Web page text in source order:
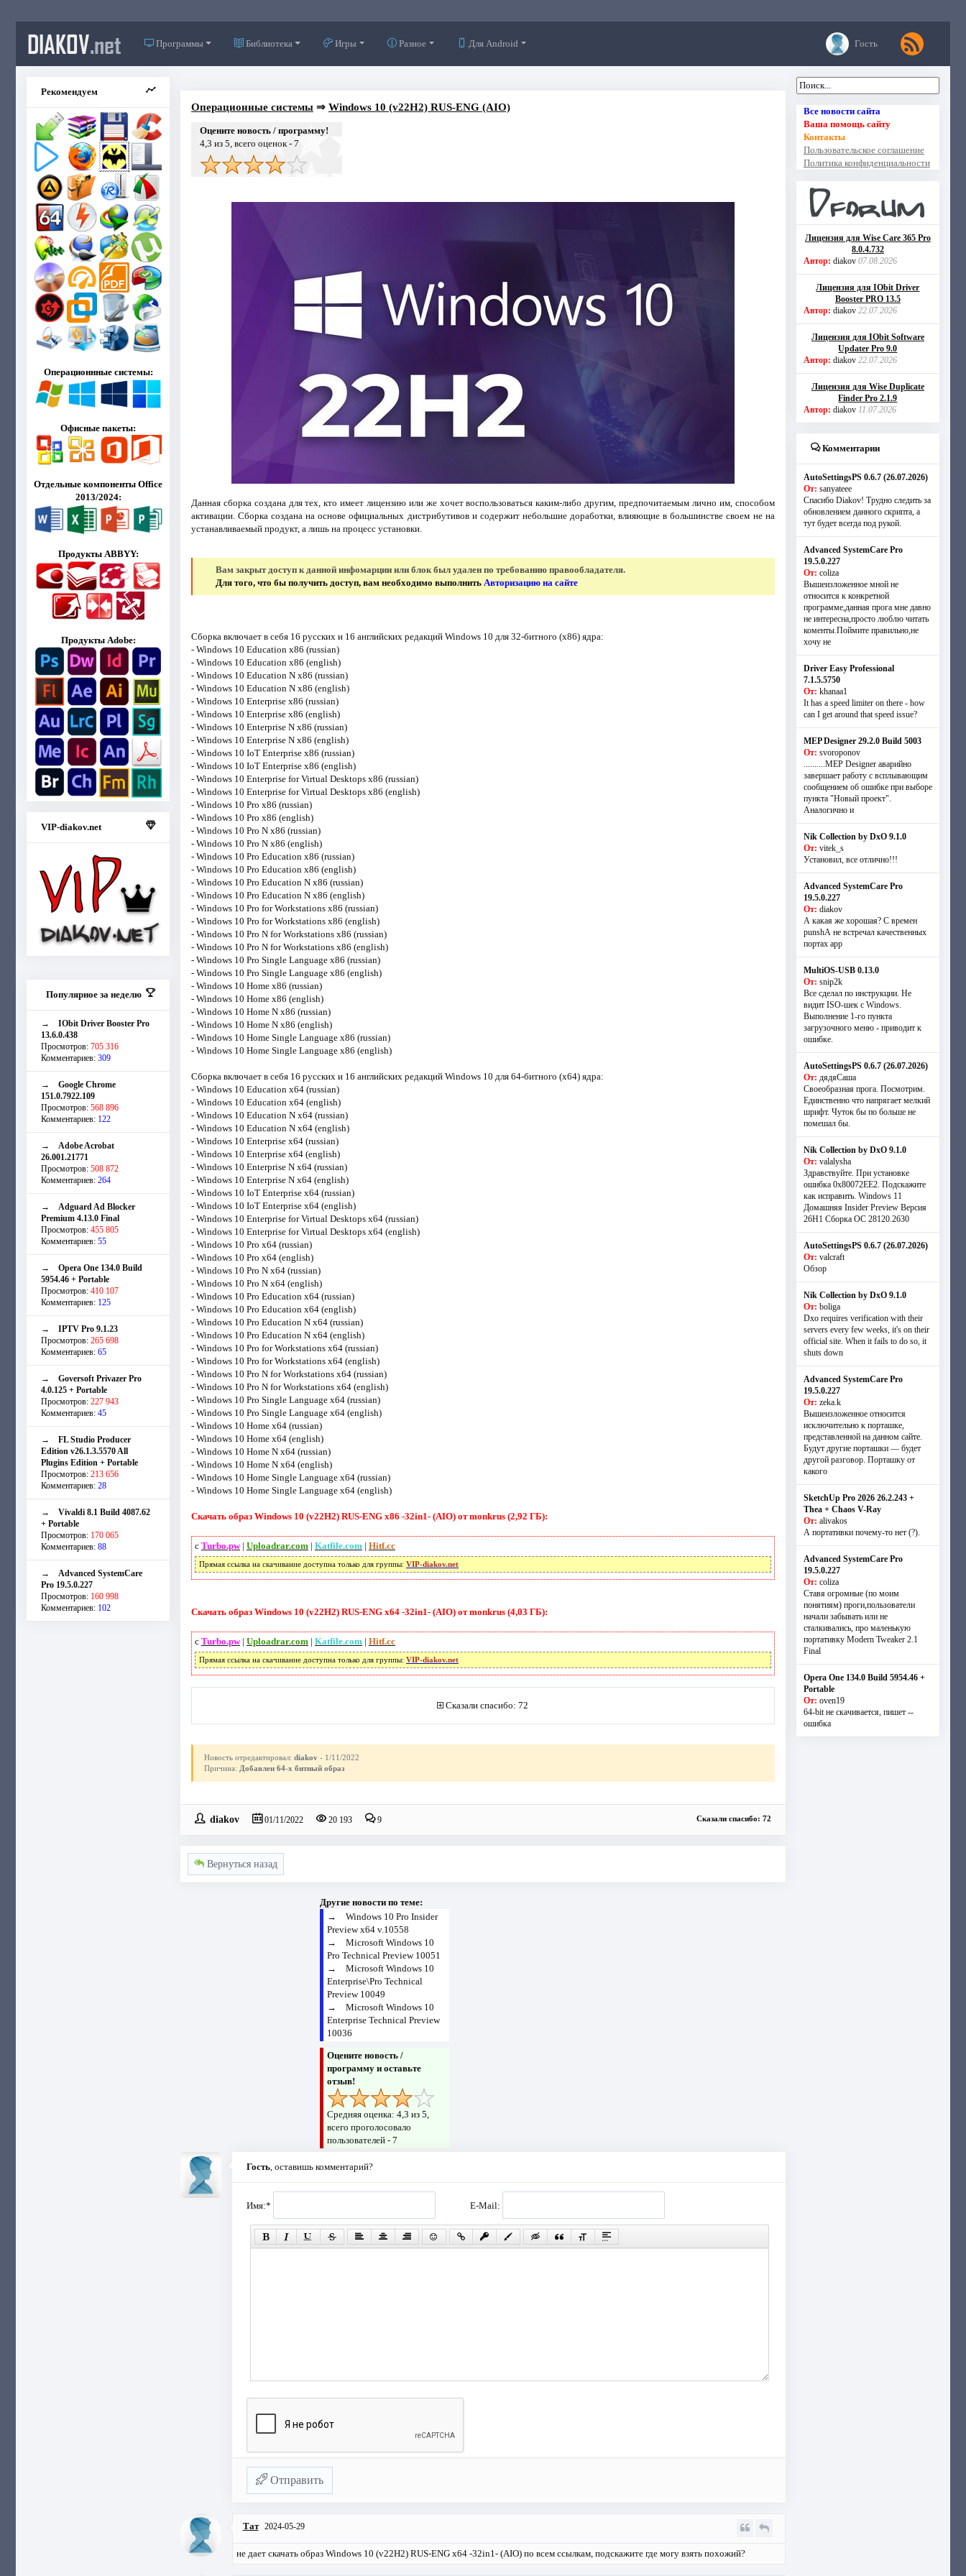
DIAKOV.net Программы Библиотека Игры Разное Для Android Гость
Рекомендуем
Операционнные системы:
Офисные пакеты:
Отдельные компоненты Office
2013/2024:
Продукты ABBYY:
Продукты Adobe:
VIP-diakov.net
Популярное за неделю
→ IObit Driver Booster Pro
13.6.0.438
Просмотров: 705 316
Комментариев: 309
→ Google Chrome
151.0.7922.109
Просмотров: 568 896
Комментариев: 122
→ Adobe Acrobat
26.001.21771
Просмотров: 508 872
Комментариев: 264
→ Adguard Ad Blocker
Premium 4.13.0 Final
Просмотров: 455 805
Комментариев: 55
→ Opera One 134.0 Build
5954.46 + Portable
Просмотров: 410 107
Комментариев: 125
→ IPTV Pro 9.1.23
Просмотров: 265 698
Комментариев: 65
→ Goversoft Privazer Pro
4.0.125 + Portable
Просмотров: 227 943
Комментариев: 45
→ FL Studio Producer
Edition v26.1.3.5570 All
Plugins Edition + Portable
Просмотров: 213 656
Комментариев: 28
→ Vivaldi 8.1 Build 4087.62
+ Portable
Просмотров: 170 065
Комментариев: 88
→ Advanced SystemCare
Pro 19.5.0.227
Просмотров: 160 998
Комментариев: 102
Операционные системы⇒ Windows 10 (v22H2) RUS-ENG (AIO)
Оцените новость / программу!
4,3 из 5, всего оценок - 7
Данная сборка создана для тех, кто имеет лицензию или же хочет воспользоваться каким-либо другим, предпочитаемым лично им, способом
активации. Сборка создана на основе официальных дистрибутивов и содержит небольшие доработки, влияющие в большинстве своем не на
устанавливаемый продукт, а лишь на процесс установки.
Вам закрыт доступ к данной инфомарции или блок был удален по требованию правообладателя.
Для того, что бы получить доступ, вам необходимо выполнить Авторизацию на сайте
Сборка включает в себя 16 русских и 16 английских редакций Windows 10 для 32-битного (x86) ядра:
- Windows 10 Education x86 (russian)
- Windows 10 Education x86 (english)
- Windows 10 Education N x86 (russian)
- Windows 10 Education N x86 (english)
- Windows 10 Enterprise x86 (russian)
- Windows 10 Enterprise x86 (english)
- Windows 10 Enterprise N x86 (russian)
- Windows 10 Enterprise N x86 (english)
- Windows 10 IoT Enterprise x86 (russian)
- Windows 10 IoT Enterprise x86 (english)
- Windows 10 Enterprise for Virtual Desktops x86 (russian)
- Windows 10 Enterprise for Virtual Desktops x86 (english)
- Windows 10 Pro x86 (russian)
- Windows 10 Pro x86 (english)
- Windows 10 Pro N x86 (russian)
- Windows 10 Pro N x86 (english)
- Windows 10 Pro Education x86 (russian)
- Windows 10 Pro Education x86 (english)
- Windows 10 Pro Education N x86 (russian)
- Windows 10 Pro Education N x86 (english)
- Windows 10 Pro for Workstations x86 (russian)
- Windows 10 Pro for Workstations x86 (english)
- Windows 10 Pro N for Workstations x86 (russian)
- Windows 10 Pro N for Workstations x86 (english)
- Windows 10 Pro Single Language x86 (russian)
- Windows 10 Pro Single Language x86 (english)
- Windows 10 Home x86 (russian)
- Windows 10 Home x86 (english)
- Windows 10 Home N x86 (russian)
- Windows 10 Home N x86 (english)
- Windows 10 Home Single Language x86 (russian)
- Windows 10 Home Single Language x86 (english)
Сборка включает в себя 16 русских и 16 английских редакций Windows 10 для 64-битного (x64) ядра:
- Windows 10 Education x64 (russian)
- Windows 10 Education x64 (english)
- Windows 10 Education N x64 (russian)
- Windows 10 Education N x64 (english)
- Windows 10 Enterprise x64 (russian)
- Windows 10 Enterprise x64 (english)
- Windows 10 Enterprise N x64 (russian)
- Windows 10 Enterprise N x64 (english)
- Windows 10 IoT Enterprise x64 (russian)
- Windows 10 IoT Enterprise x64 (english)
- Windows 10 Enterprise for Virtual Desktops x64 (russian)
- Windows 10 Enterprise for Virtual Desktops x64 (english)
- Windows 10 Pro x64 (russian)
- Windows 10 Pro x64 (english)
- Windows 10 Pro N x64 (russian)
- Windows 10 Pro N x64 (english)
- Windows 10 Pro Education x64 (russian)
- Windows 10 Pro Education x64 (english)
- Windows 10 Pro Education N x64 (russian)
- Windows 10 Pro Education N x64 (english)
- Windows 10 Pro for Workstations x64 (russian)
- Windows 10 Pro for Workstations x64 (english)
- Windows 10 Pro N for Workstations x64 (russian)
- Windows 10 Pro N for Workstations x64 (english)
- Windows 10 Pro Single Language x64 (russian)
- Windows 10 Pro Single Language x64 (english)
- Windows 10 Home x64 (russian)
- Windows 10 Home x64 (english)
- Windows 10 Home N x64 (russian)
- Windows 10 Home N x64 (english)
- Windows 10 Home Single Language x64 (russian)
- Windows 10 Home Single Language x64 (english)
Скачать образ Windows 10 (v22H2) RUS-ENG x86 -32in1- (AIO) от monkrus (2,92 ГБ):
с Turbo.pw| Uploadrar.com| Katfile.com| Hitf.cc
Прямая ссылка на скачивание доступна только для группы: VIP-diakov.net
Скачать образ Windows 10 (v22H2) RUS-ENG x64 -32in1- (AIO) от monkrus (4,03 ГБ):
с Turbo.pw| Uploadrar.com| Katfile.com| Hitf.cc
Прямая ссылка на скачивание доступна только для группы: VIP-diakov.net
Сказали спасибо: 72
Новость отредактировал: diakov- 1/11/2022
Причина: Добавлен 64-х битный образ
diakov 01/11/2022 20 193 9 Сказали спасибо: 72
Вернуться назад
Другие новости по теме:
→Windows 10 Pro Insider
Preview x64 v.10558
→Microsoft Windows 10
Pro Technical Preview 10051
→Microsoft Windows 10
Enterprise\Pro Technical
Preview 10049
→Microsoft Windows 10
Enterprise Technical Preview
10036
Оцените новость /
программу и оставьте
отзыв!
Средняя оценка:4,3 из 5,
всего проголосовало
пользователей -7
Гость, оставишь комментарий?
Имя:* E-Mail:
Отправить
Тат 2024-05-29
не дает скачать образ Windows 10 (v22H2) RUS-ENG x64 -32in1- (AIO) по всем ссылкам, подскажите где могу взять похожий?
Все новости сайта
Ваша помощь сайту
Контакты
Пользовательское соглашение
Политика конфиденциальности
Лицензия для Wise Care 365 Pro
8.0.4.732
Автор: diakov 07.08.2026
Лицензия для IObit Driver
Booster PRO 13.5
Автор: diakov 22.07.2026
Лицензия для IObit Software
Updater Pro 9.0
Автор: diakov 22.07.2026
Лицензия для Wise Duplicate
Finder Pro 2.1.9
Автор: diakov 11.07.2026
Комментарии
AutoSettingsPS 0.6.7 (26.07.2026)
От: sanyateee
Спасибо Diakov! Трудно следить за
обновлением данного скрипта, а
тут будет всегда под рукой.
Advanced SystemCare Pro
19.5.0.227
От: coliza
Вышеизложенное мной не
относится к конкретной
программе,данная прога мне давно
не интересна,просто люблю читать
коменты.Поймите правильно,не
хочу не
Driver Easy Professional
7.1.5.5750
От: khanaa1
It has a speed limiter on there - how
can I get around that speed issue?
MEP Designer 29.2.0 Build 5003
От: svoroponov
..........MEP Designer аварийно
завершает работу с всплывающим
сообщением об ошибке при выборе
пункта "Новый проект".
Аналогично и
Nik Collection by DxO 9.1.0
От: vitek_s
Установил, все отлично!!!
Advanced SystemCare Pro
19.5.0.227
От: diakov
А какая же хорошая? С времен
punshА не встречал качественных
портах app
MultiOS-USB 0.13.0
От: snip2k
Все сделал по инструкции. Не
видит ISO-шек с Windows.
Выполнение 1-го пункта
загрузочного меню - приводит к
ошибке.
AutoSettingsPS 0.6.7 (26.07.2026)
От: дядяСаша
Своеобразная прога. Посмотрим.
Единственно что напрягает мелкий
шрифт. Чуток бы по больше не
помешал бы.
Nik Collection by DxO 9.1.0
От: valalysha
Здравствуйте. При установке
ошибка 0х80072EE2. Подскажите
как исправить. Windows 11
Домашняя Insider Preview Версия
26H1 Сборка ОС 28120.2630
AutoSettingsPS 0.6.7 (26.07.2026)
От: valcraft
Обзор
Nik Collection by DxO 9.1.0
От: boliga
Dxo requires verification with their
servers every few weeks, it's on their
official site. When it fails to do so, it
shuts down
Advanced SystemCare Pro
19.5.0.227
От: zeka.k
Вышеизложенное относится
исключительно к порташке,
представленной на данном сайте.
Будут другие порташки — будет
другой разговор. Порташку от
какого
SketchUp Pro 2026 26.2.243 +
Thea + Chaos V-Ray
От: alivakos
А портативки почему-то нет (?).
Advanced SystemCare Pro
19.5.0.227
От: coliza
Ставя огромные (по моим
понятиям) проги,пользователи
начали забывать или не
сталкивались, про маленькую
портативку Modern Tweaker 2.1
Final
Opera One 134.0 Build 5954.46 +
Portable
От: oven19
64-bit не скачивается, пишет --
ошибка